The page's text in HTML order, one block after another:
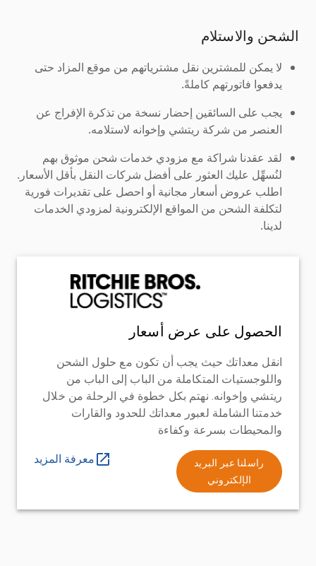
الشحن والاستلام
لا يمكن للمشترين نقل مشترياتهم من موقع المزاد حتى
يدفعوا فاتورتهم كاملةً.
يجب على السائقين إحضار نسخة من تذكرة الإفراج عن
العنصر من شركة ريتشي وإخوانه لاستلامه.
لقد عقدنا شراكة مع مزودي خدمات شحن موثوق بهم
لنُسهِّل عليك العثور على أفضل شركات النقل بأقل الأسعار.
اطلب عروض أسعار مجانية أو احصل على تقديرات فورية
لتكلفة الشحن من المواقع الإلكترونية لمزودي الخدمات
لدينا.
الحصول على عرض أسعار
انقل معداتك حيث يجب أن تكون مع حلول الشحن
واللوجستيات المتكاملة من الباب إلى الباب من
ريتشي وإخوانه. نهتم بكل خطوة في الرحلة من خلال
خدمتنا الشاملة لعبور معداتك للحدود والقارات
والمحيطات بسرعة وكفاءة
راسلنا عبر البريد
الإلكتروني
معرفة المزيد